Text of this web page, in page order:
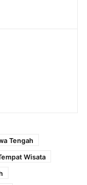
Tengah
Wisata